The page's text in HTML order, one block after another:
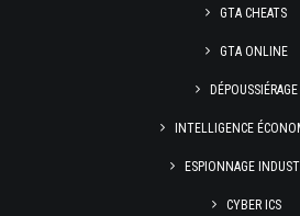
GTA CHEATS
GTA ONLINE
DÉPOUSSIÉRAGE
INTELLIGENCE
ESPIONNAGE
CYBER ICS